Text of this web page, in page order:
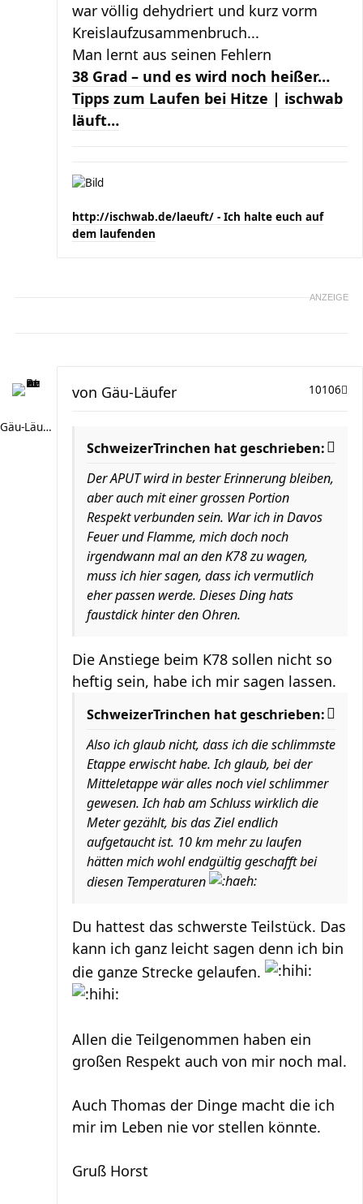
war völlig dehydriert und kurz vorm
Kreislaufzusammenbruch...
Man lernt aus seinen Fehlern
38 Grad – und es wird noch heißer…
Tipps zum Laufen bei Hitze | ischwab
läuft…
http://ischwab.de/laeuft/ - Ich halte euch auf
dem laufenden
ANZEIGE
Gäu-Läufer
10106
von Gäu-Läufer
SchweizerTrinchen hat geschrieben:
Der APUT wird in bester Erinnerung bleiben,
aber auch mit einer grossen Portion
Respekt verbunden sein. War ich in Davos
Feuer und Flamme, mich doch noch
irgendwann mal an den K78 zu wagen,
muss ich hier sagen, dass ich vermutlich
eher passen werde. Dieses Ding hats
faustdick hinter den Ohren.
Die Anstiege beim K78 sollen nicht so
heftig sein, habe ich mir sagen lassen.
SchweizerTrinchen hat geschrieben:
Also ich glaub nicht, dass ich die schlimmste
Etappe erwischt habe. Ich glaub, bei der
Mitteletappe wär alles noch viel schlimmer
gewesen. Ich hab am Schluss wirklich die
Meter gezählt, bis das Ziel endlich
aufgetaucht ist. 10 km mehr zu laufen
hätten mich wohl endgültig geschafft bei
diesen Temperaturen
Du hattest das schwerste Teilstück. Das
kann ich ganz leicht sagen denn ich bin
die ganze Strecke gelaufen.
Allen die Teilgenommen haben ein
großen Respekt auch von mir noch mal.
Auch Thomas der Dinge macht die ich
mir im Leben nie vor stellen könnte.
Gruß Horst